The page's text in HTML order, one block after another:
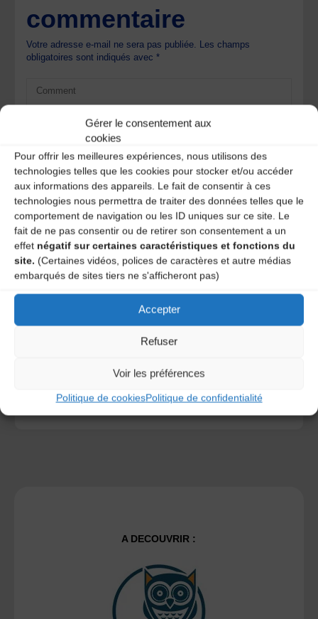
Gérer le consentement aux
cookies
Pour offrir les meilleures expériences, nous utilisons des
technologies telles que les cookies pour stocker et/ou accéder
aux informations des appareils. Le fait de consentir à ces
technologies nous permettra de traiter des données telles que le
comportement de navigation ou les ID uniques sur ce site. Le
fait de ne pas consentir ou de retirer son consentement a un
effet négatif sur certaines caractéristiques et fonctions du
site. (Certaines vidéos, polices de caractères et autre médias
embarqués de sites tiers ne s'afficheront pas)
Accepter
Refuser
Voir les préférences
Politique de cookiesPolitique de confidentialité
commentaire
Votre adresse e-mail ne sera pas publiée. Les champs
obligatoires sont indiqués avec*
Save my name, email, and site URL in my browser for next
savoir plus sur la façon dont les données de vos
commentaires sont traitées.
A DECOUVRIR :